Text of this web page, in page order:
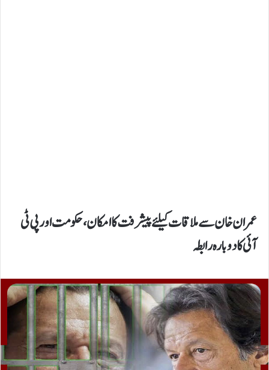
عمران خان سے ملاقات کیلئے پیشرفت کا امکان،حکومت اورپی ٹی
آئی کا دوبارہ رابطہ